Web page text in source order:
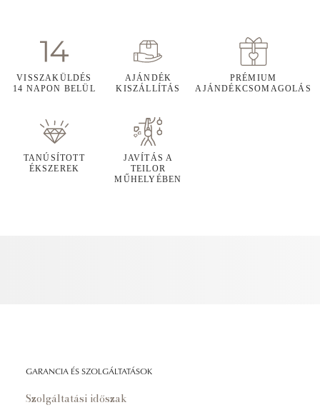
VISSZAKÜLDÉS
14 NAPON BELÜL
AJÁNDÉK
KISZÁLLÍTÁS
PRÉMIUM
AJÁNDÉKCSOMAGOLÁS
TANÚSÍTOTT
ÉKSZEREK
JAVÍTÁS A
TEILOR
MŰHELYÉBEN
GARANCIA ÉS SZOLGÁLTATÁSOK
Szolgáltatási időszak